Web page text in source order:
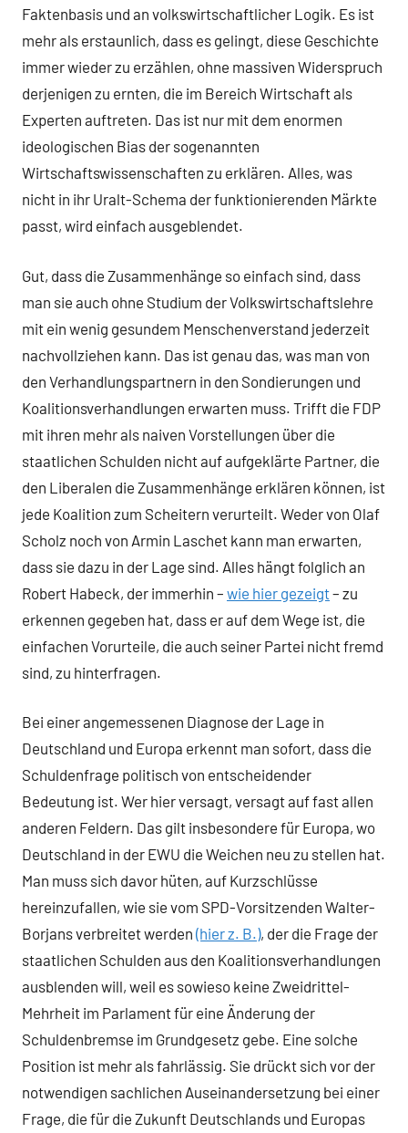
Faktenbasis und an volkswirtschaftlicher Logik. Es ist
mehr als erstaunlich, dass es gelingt, diese Geschichte
immer wieder zu erzählen, ohne massiven Widerspruch
derjenigen zu ernten, die im Bereich Wirtschaft als
Experten auftreten. Das ist nur mit dem enormen
ideologischen Bias der sogenannten
Wirtschaftswissenschaften zu erklären. Alles, was
nicht in ihr Uralt-Schema der funktionierenden Märkte
passt, wird einfach ausgeblendet.
Gut, dass die Zusammenhänge so einfach sind, dass
man sie auch ohne Studium der Volkswirtschaftslehre
mit ein wenig gesundem Menschenverstand jederzeit
nachvollziehen kann. Das ist genau das, was man von
den Verhandlungspartnern in den Sondierungen und
Koalitionsverhandlungen erwarten muss. Trifft die FDP
mit ihren mehr als naiven Vorstellungen über die
staatlichen Schulden nicht auf aufgeklärte Partner, die
den Liberalen die Zusammenhänge erklären können, ist
jede Koalition zum Scheitern verurteilt. Weder von Olaf
Scholz noch von Armin Laschet kann man erwarten,
dass sie dazu in der Lage sind. Alles hängt folglich an
Robert Habeck, der immerhin – wie hier gezeigt– zu
erkennen gegeben hat, dass er auf dem Wege ist, die
einfachen Vorurteile, die auch seiner Partei nicht fremd
sind, zu hinterfragen.
Bei einer angemessenen Diagnose der Lage in
Deutschland und Europa erkennt man sofort, dass die
Schuldenfrage politisch von entscheidender
Bedeutung ist. Wer hier versagt, versagt auf fast allen
anderen Feldern. Das gilt insbesondere für Europa, wo
Deutschland in der EWU die Weichen neu zu stellen hat.
Man muss sich davor hüten, auf Kurzschlüsse
hereinzufallen, wie sie vom SPD-Vorsitzenden Walter-
Borjans verbreitet werden (hier z. B.), der die Frage der
staatlichen Schulden aus den Koalitionsverhandlungen
ausblenden will, weil es sowieso keine Zweidrittel-
Mehrheit im Parlament für eine Änderung der
Schuldenbremse im Grundgesetz gebe. Eine solche
Position ist mehr als fahrlässig. Sie drückt sich vor der
notwendigen sachlichen Auseinandersetzung bei einer
Frage, die für die Zukunft Deutschlands und Europas